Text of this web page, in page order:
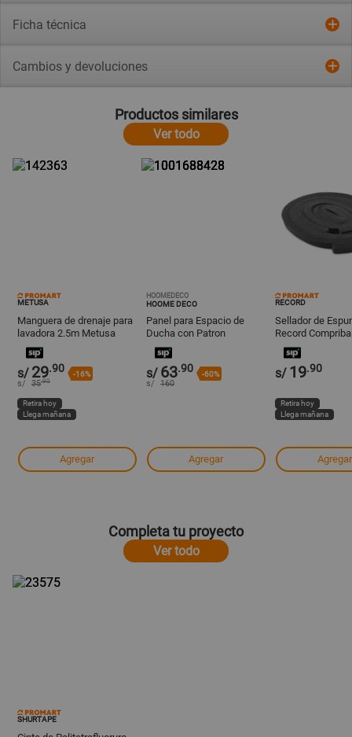
Ficha técnica
Cambios y devoluciones
Productos similares
Ver todo
METUSA
Manguera de drenaje para
lavadora 2.5m Metusa
s/ 29.90 -16%
s/ 35.90
Retira hoy
Llega mañana
Agregar
HOOMEDECO
HOOME DECO
Panel para Espacio de
Ducha con Patron
Triangulos Color Negro
180x180cm Y+Papel
Regalo
s/ 63.90 -60%
s/ 160
Agregar
RECORD
Sellador de
Record
Negro
s/ 19.90
Retira hoy
Llega mañana
Agregar
Completa tu proyecto
Ver todo
SHURTAPE